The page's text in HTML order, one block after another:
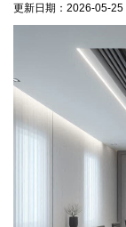
更新日期： 2026-05-25